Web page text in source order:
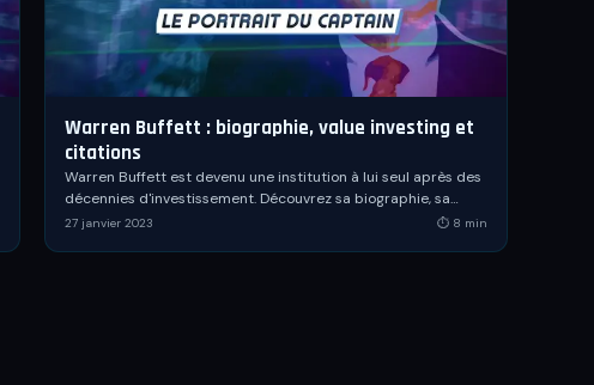
Warren Buffett : biographie, value investing et
citations
Warren Buffett est devenu une institution à lui seul après des
décennies d'investissement. Découvrez sa biographie, sa
stratégie de value investing et ses citations.
27 janvier 2023 ⏱ 8 min